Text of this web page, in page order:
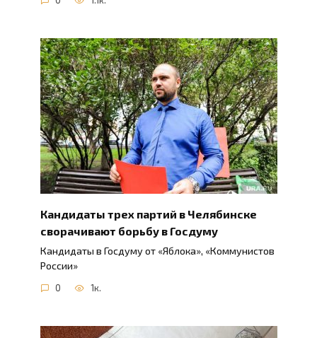
Кандидаты трех партий в Челябинске
сворачивают борьбу в Госдуму
Кандидаты в Госдуму от «Яблока», «Коммунистов
России»
0 1к.